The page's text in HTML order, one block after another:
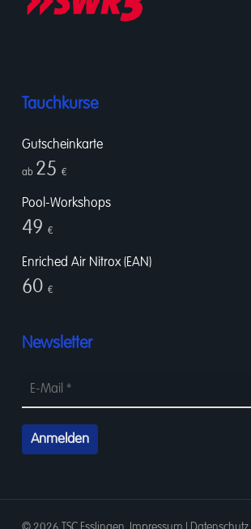
Tauchkurse
Gutscheinkarte
ab 25 €
Pool-Workshops
49 €
Enriched Air Nitrox (EAN)
60 €
Newsletter